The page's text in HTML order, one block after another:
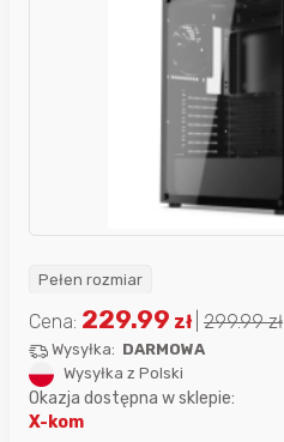
Pełen rozmiar
Cena: 229.99 zł 299.99zł
Wysyłka: DARMOWA
Wysyłka z Polski
Okazja dostępna w sklepie:
X-kom